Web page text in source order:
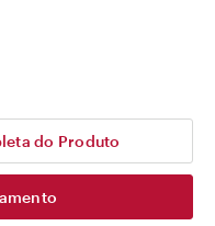
do Produto